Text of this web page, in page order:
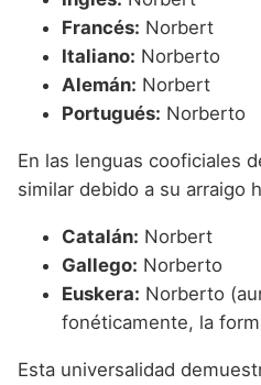
Francés: Norbert
Italiano: Norberto
Alemán: Norbert
Portugués: Norberto
En las lenguas cooficiales
similar debido a su arraigo
Catalán: Norbert
Gallego: Norberto
Euskera: Norberto
fonéticamente, la
Esta universalidad